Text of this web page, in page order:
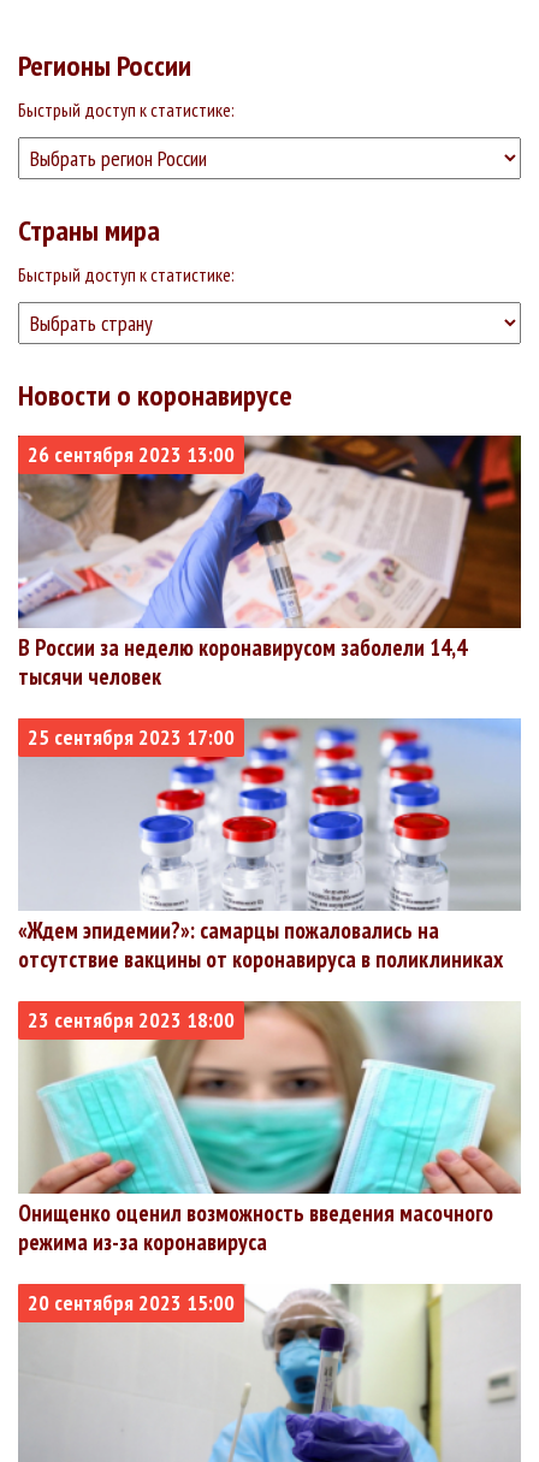
Регионы России
Быстрый доступ к статистике:
Страны мира
Быстрый доступ к статистике:
Новости о коронавирусе
26 сентября 2023 13:00
В России за неделю коронавирусом заболели 14,4
тысячи человек
25 сентября 2023 17:00
«Ждем эпидемии?»: самарцы пожаловались на
отсутствие вакцины от коронавируса в поликлиниках
23 сентября 2023 18:00
Онищенко оценил возможность введения масочного
режима из-за коронавируса
20 сентября 2023 15:00